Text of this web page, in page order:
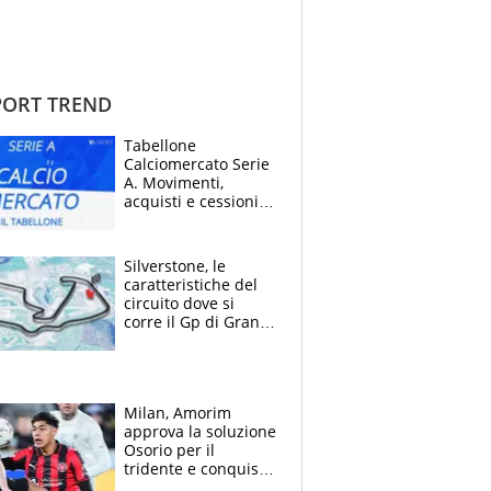
TREND
Tabellone
Calciomercato Serie
A. Movimenti,
acquisti e cessioni:
Silverstone, le
caratteristiche del
circuito dove si
corre il Gp di Gran
Milan, Amorim
approva la soluzione
Osorio per il
tridente e conquista